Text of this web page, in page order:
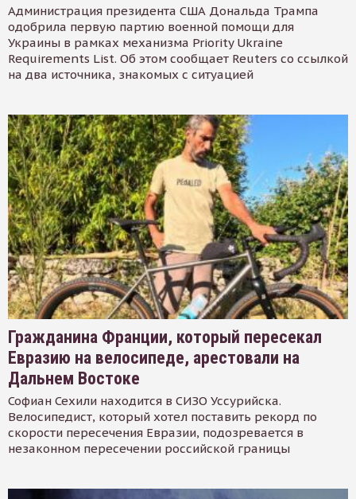
Администрация президента США Дональда Трампа
одобрила первую партию военной помощи для
Украины в рамках механизма Priority Ukraine
Requirements List. Об этом сообщает Reuters со ссылкой
на два источника, знакомых с ситуацией
Гражданина Франции, который пересекал
Евразию на велосипеде, арестовали на
Дальнем Востоке
Софиан Сехили находится в СИЗО Уссурийска.
Велосипедист, который хотел поставить рекорд по
скорости пересечения Евразии, подозревается в
незаконном пересечении российской границы